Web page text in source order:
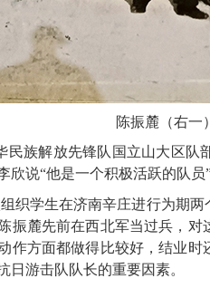
陈振麓（右一
民族解放先锋队国立山大区队
欣说“他是一个积极活跃的队员”
织学生在济南辛庄进行为期
振麓先前在西北军当过兵，
作方面都做得比较好，结业
日游击队队长的重要因素。